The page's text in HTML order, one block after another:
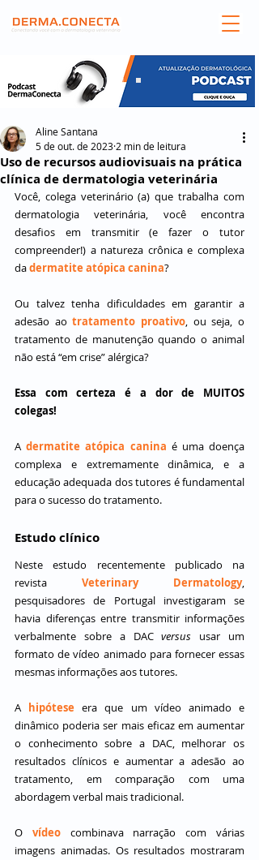
Uso de recursos audiovisuais na prática
clínica de dermatologia veterinária
Aline Santana
5 de out. de 2023 2 min de leitura
Você, colega veterinário (a) que trabalha com
dermatologia veterinária, você encontra
desafios em transmitir (e fazer o tutor
compreender!) a natureza crônica e complexa
da dermatite atópica canina?
Ou talvez tenha dificuldades em garantir a
adesão ao tratamento proativo, ou seja, o
tratamento de manutenção quando o animal
não está “em crise” alérgica?
Essa com certeza é a dor de MUITOS
colegas!
A dermatite atópica canina é uma doença
complexa e extremamente dinâmica, e a
educação adequada dos tutores é fundamental
para o sucesso do tratamento.
Estudo clínico
Neste estudo recentemente publicado na
revista Veterinary Dermatology,
pesquisadores de Portugal investigaram se
havia diferenças entre transmitir informações
verbalmente sobre a DAC versus usar um
formato de vídeo animado para fornecer essas
mesmas informações aos tutores.
A hipótese era que um vídeo animado e
dinâmico poderia ser mais eficaz em aumentar
o conhecimento sobre a DAC, melhorar os
resultados clínicos e aumentar a adesão ao
tratamento, em comparação com uma
abordagem verbal mais tradicional.
O vídeo combinava narração com várias
imagens animadas. Os resultados mostraram